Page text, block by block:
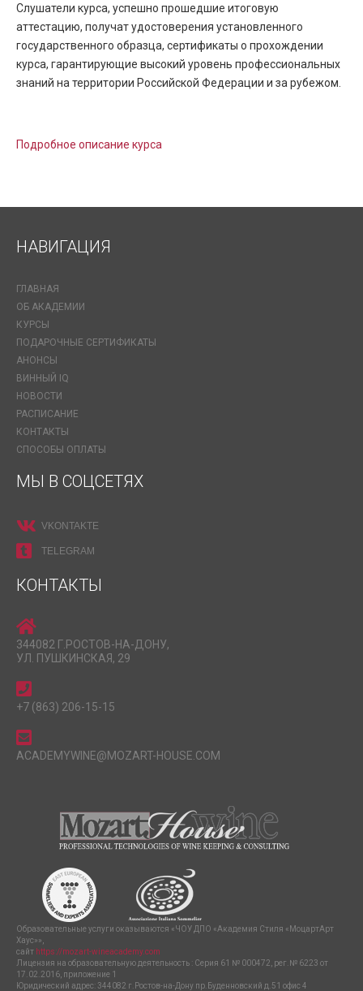
Слушатели курса, успешно прошедшие итоговую
аттестацию, получат удостоверения установленного
государственного образца, сертификаты о прохождении
курса, гарантирующие высокий уровень профессиональных
знаний на территории Российской Федерации и за рубежом.
Подробное описание курса
НАВИГАЦИЯ
ГЛАВНАЯ
ОБ АКАДЕМИИ
КУРСЫ
ПОДАРОЧНЫЕ СЕРТИФИКАТЫ
АНОНСЫ
ВИННЫЙ IQ
НОВОСТИ
РАСПИСАНИЕ
КОНТАКТЫ
СПОСОБЫ ОПЛАТЫ
МЫ В СОЦСЕТЯХ
VKONTAKTE
TELEGRAM
КОНТАКТЫ
344082 Г.РОСТОВ-НА-ДОНУ,
УЛ. ПУШКИНСКАЯ, 29
+7 (863) 206-15-15
ACADEMYWINE@MOZART-HOUSE.COM
Образовательные услуги оказываются «ЧОУ ДПО «Академия Стиля «МоцартАрт
Хаус»»,
сайт https://mozart-wineacademy.com
Лицензия на образовательную деятельность : Серия 61 № 000472, рег.№ 6223 от
17.02.2016, приложение 1
Юридический адрес: 344082 г.Ростов-на-Дону пр.Буденновский д.51 офис 4